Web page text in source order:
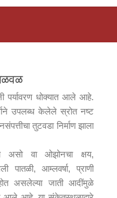
पर्यावरण धोक्यात आले आहे.
उपलब्ध केलेले स्रोत नष्ट
तुटवडा निर्माण झाला
असो वा ओझोनचा क्षय,
पातळी, आम्लवर्षा, प्राणी
असलेल्या जाती आदींमुळे